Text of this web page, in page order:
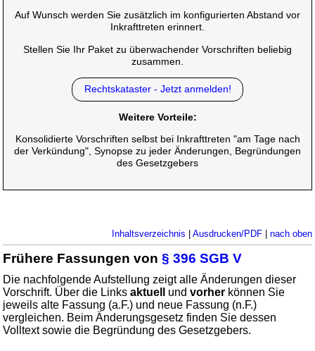
Auf Wunsch werden Sie zusätzlich im konfigurierten Abstand vor
Inkrafttreten erinnert.
Stellen Sie Ihr Paket zu überwachender Vorschriften beliebig
zusammen.
Rechtskataster - Jetzt anmelden!
Weitere Vorteile:
Konsolidierte Vorschriften selbst bei Inkrafttreten "am Tage nach
der Verkündung", Synopse zu jeder Änderungen, Begründungen
des Gesetzgebers
Inhaltsverzeichnis Ausdrucken/PDF| nach oben
Frühere Fassungen von§ 396 SGB V
Die nachfolgende Aufstellung zeigt alle Änderungen dieser
Vorschrift. Über die Linksaktuell undvorher können Sie
jeweils alte Fassung (a.F.) und neue Fassung (n.F.)
vergleichen. Beim Änderungsgesetz finden Sie dessen
Volltext sowie die Begründung des Gesetzgebers.